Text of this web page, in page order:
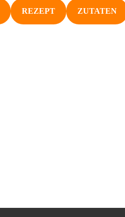
NACH OBEN
REZEPT ZUTATEN